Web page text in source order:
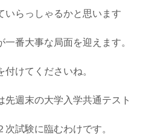
いらっしゃるかと思います
番大事な局面を迎えます。
けてくださいね。
先週末の大学入学共通テスト
試験に臨むわけです。